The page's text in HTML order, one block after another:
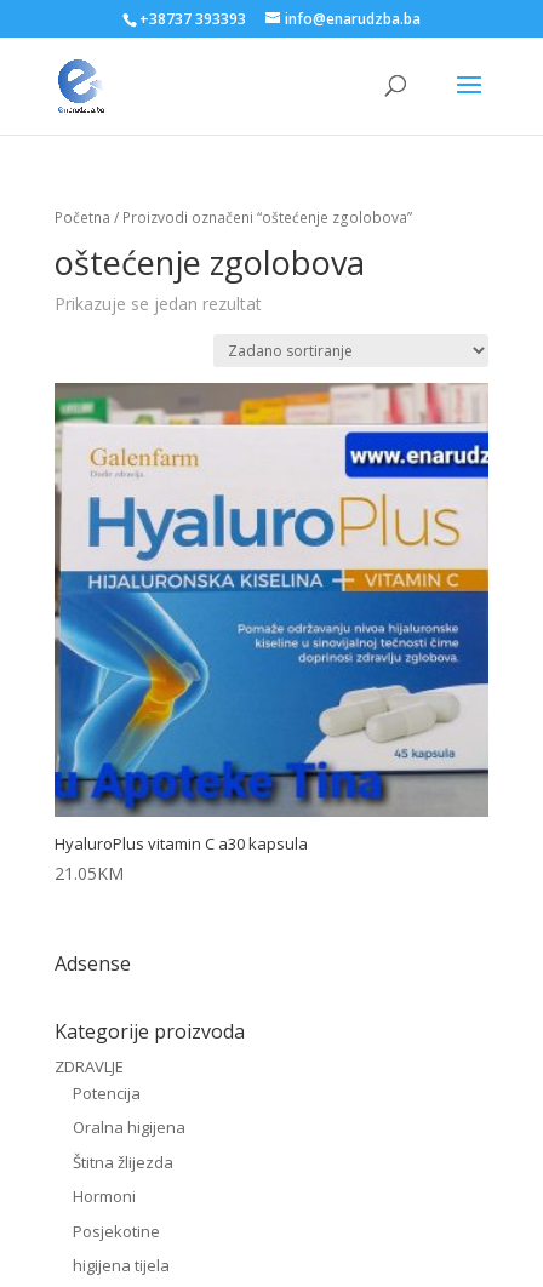
+38737 393393 info@enarudzba.ba
Početna / Proizvodi označeni “oštećenje zgolobova”
oštećenje zgolobova
Prikazuje se jedan rezultat
HyaluroPlus vitamin C a30 kapsula
21.05KM
Adsense
Kategorije proizvoda
ZDRAVLJE
Potencija
Oralna higijena
Štitna žlijezda
Hormoni
Posjekotine
higijena tijela